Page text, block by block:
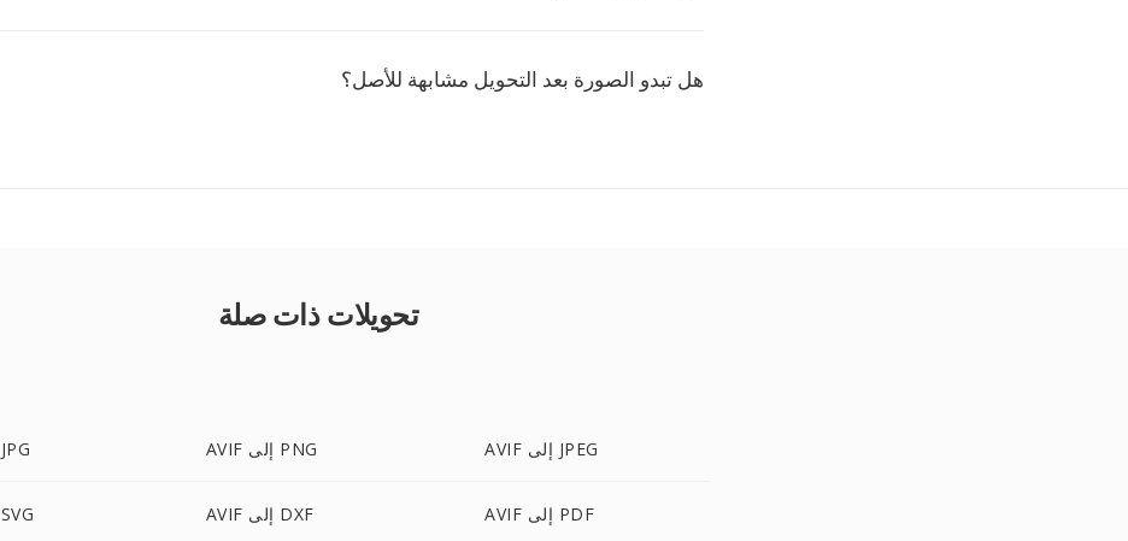
هل تبدو الصورة بعد التحويل مشابهة للأصل؟
تحويلات ذات صلة
AVIF إلى JPG AVIF إلى PNG AVIF إلى JPEG
AVIF إلى SVG AVIF إلى DXF AVIF إلى PDF